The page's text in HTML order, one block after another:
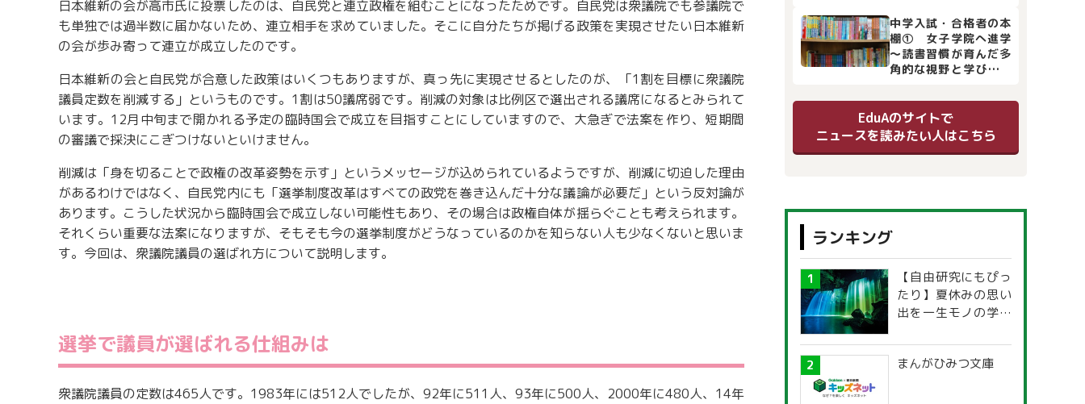
日本維新の会が高市氏に投票したのは、自民党と連立政権を組むことになったためです。自民党は衆議院でも参議院で
も単独では過半数に届かないため、連立相手を求めていました。そこに自分たちが掲げる政策を実現させたい日本維新
の会が歩み寄って連立が成立したのです。
日本維新の会と自民党が合意した政策はいくつもありますが、真っ先に実現させるとしたのが、「1割を目標に衆議院
議員定数を削減する」というものです。1割は50議席弱です。削減の対象は比例区で選出される議席になるとみられて
います。12月中旬まで開かれる予定の臨時国会で成立を目指すことにしていますので、大急ぎで法案を作り、短期間
の審議で採決にこぎつけないといけません。
削減は「身を切ることで政権の改革姿勢を示す」というメッセージが込められているようですが、削減に切迫した理由
があるわけではなく、自民党内にも「選挙制度改革はすべての政党を巻き込んだ十分な議論が必要だ」という反対論が
あります。こうした状況から臨時国会で成立しない可能性もあり、その場合は政権自体が揺らぐことも考えられます。
それくらい重要な法案になりますが、そもそも今の選挙制度がどうなっているのかを知らない人も少なくないと思いま
す。今回は、衆議院議員の選ばれ方について説明します。
選挙で議員が選ばれる仕組みは
衆議院議員の定数は465人です。1983年には512人でしたが、92年に511人、93年に500人、2000年に480人、14年
中学入試・合格者の本
棚① 女子学院へ進学
～読書習慣が育んだ多
角的な視野と学びの土
EduAのサイトで
ニュースを読みたい人はこちら
ランキング
【自由研究にもぴっ
たり】夏休みの思い
出を一生モノの学び
探究ガイド
まんがひみつ文庫